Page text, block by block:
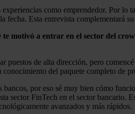
como emprendedor. Por lo
fecha. Esta entrevista complementará su
motivó a entrar en el sector del
puestos de alta dirección, pero
del paquete completo de
por eso sé muy bien cómo
sector FinTech en el sector bancario.
avanzados y más rápidos.